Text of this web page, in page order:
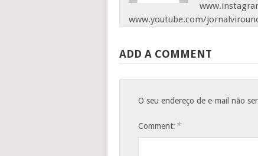
www.youtube.com/
ADD A COMMENT
O seu endereço de e-mail não
Comment: *